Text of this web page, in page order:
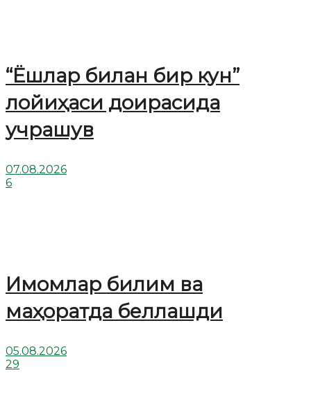
“Ёшлар билан бир кун”
лойиҳаси доирасида
учрашув
07.08.2026
6
Имомлар билим ва
маҳоратда беллашди
05.08.2026
29